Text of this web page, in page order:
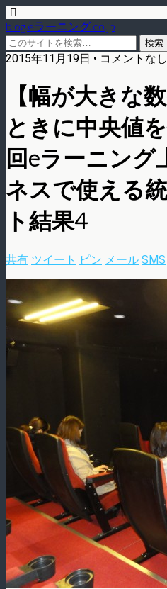
blog.eラーニング.co.jp
2015年11月19日 • コメントなし
【幅が大きな
ときに中央値
回eラーニング
ネスで使える
ト結果4
共有 ツイート ピン メール SMS